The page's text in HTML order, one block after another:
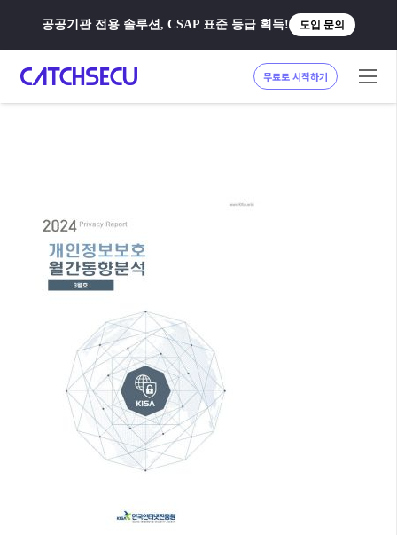
공공기관 전용 솔루션, CSAP 표준 등급 획득! 도입 문의
무료로 시작하기